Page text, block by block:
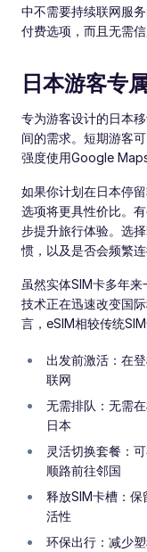
中不需要持续联网服
付费选项，而且无需
日本游客专
专为游客设计的日本
间的需求。短期游客
强度使用Google
如果你计划在日本停
选项将更具性价比。
步提升旅行体验。选
惯，以及是否会频繁
虽然实体SIM卡多年
技术正在迅速改变国
言，eSIM相较传统
出发前激活：在
联网
无需排队：无需
日本
灵活切换套餐：
顺路前往邻国
释放SIM卡槽：保
活性
环保出行：减少